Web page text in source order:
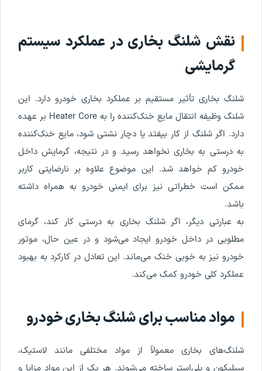
نقش شلنگ بخاری در عملکرد سیستم
گرمایشی
شلنگ بخاری تأثیر مستقیم بر عملکرد بخاری خودرو دارد. این
شلنگ وظیفه انتقال مایع خنک‌کننده را به Heater Core بر عهده
دارد. اگر شلنگ از کار بیفتد یا دچار نشتی شود، مایع خنک‌کننده
به درستی به بخاری نخواهد رسید و در نتیجه، گرمایش داخل
خودرو کم خواهد شد. این موضوع علاوه بر نارضایتی کاربر
ممکن است خطراتی نیز برای ایمنی خودرو به همراه داشته
باشد.
به عبارتی دیگر، اگر شلنگ بخاری به درستی کار کند، گرمای
مطلوبی در داخل خودرو ایجاد می‌شود و در عین حال، موتور
خودرو نیز به خوبی خنک می‌ماند. این تعادل در کارکرد به بهبود
عملکرد کلی خودرو کمک می‌کند.
مواد مناسب برای شلنگ بخاری خودرو
شلنگ‌های بخاری معمولاً از مواد مختلفی مانند لاستیک،